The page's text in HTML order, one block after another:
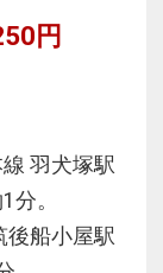
円
羽犬塚駅
分。
後船小屋駅